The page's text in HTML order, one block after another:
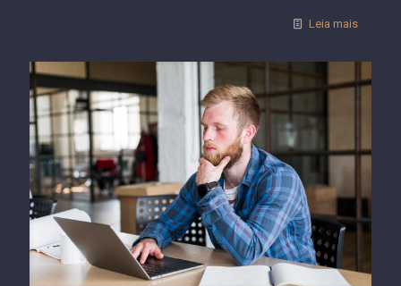
Leia mais